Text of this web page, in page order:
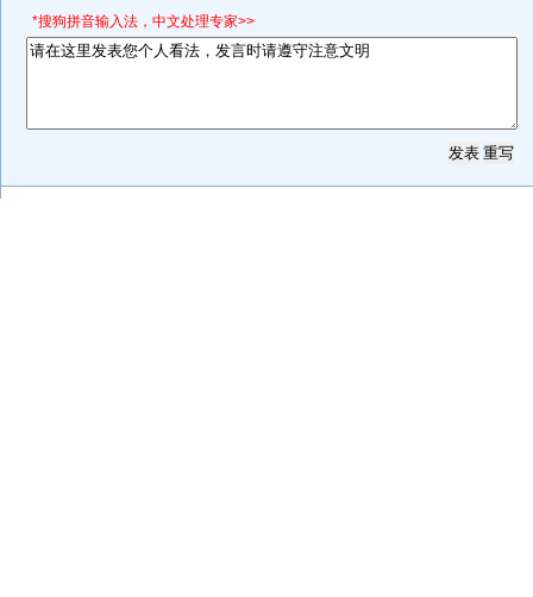
*搜狗拼音输入法，中文处理专家>>